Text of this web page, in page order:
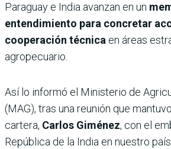
Paraguay e India avanzan en un
entendimiento para concretar
cooperación técnica en áreas
agropecuario.
Así lo informó el Ministerio de
(MAG), tras una reunión que
cartera, Carlos Giménez, con el
República de la India en nuestro